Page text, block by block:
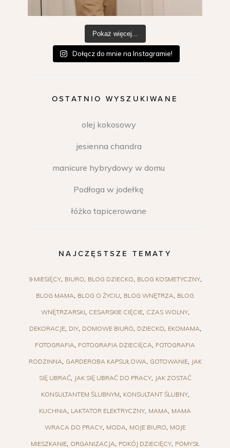
Pokaż więcej...
Dołącz do mnie na Instagramie!
OSTATNIO WYSZUKIWANE
olej kokosowy
jesienna chandra
manicure hybrydowy w domu
Podłoga w jodełkę
łóżko tapicerowane
NAJCZĘSTSZE TEMATY
9 MIESIĘCY BIURO BLOG DZIECKO BLOG KOSMETYCZNY
BLOG MAMA BLOG O ŻYCIU BLOG WNĘTRZA BLOG
WNĘTRZARSKI CESARSKIE CIĘCIE CZAS WOLNY
DEKORACJE DIY DOMOWE BIURO DZIECKO EKOMAMA
FOTOGRAFIA FOTOGRAFIA DZIECIĘCA FOTOGRAFIA
RODZINNA GARDEROBA KAPSUŁOWA GOTOWANIE JAK
SIĘ UBRAĆ JAK SIĘ UBRAĆ DO PRACY JAK ZOSTAĆ
KONSULTANTEM ŚLUBNYM KONSULTANT ŚLUBNY
KUCHNIA LAKTATOR ELEKTRYCZNY MAMA MAMA
WRACA DO PRACY MODA MOJE BIURO MOJE
MIESZKANIE ORGANIZACJA POKÓJ DZIECIĘCY POMYSŁ